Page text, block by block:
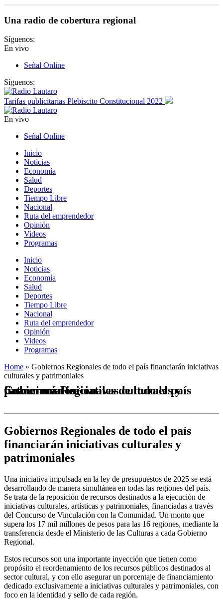
Una radio de cobertura regional
Síguenos:
En vivo
Señal Online
Síguenos:
Tarifas publicitarias Plebiscito Constitucional 2022
En vivo
Señal Online
Inicio
Noticias
Economía
Salud
Deportes
Tiempo Libre
Nacional
Ruta del emprendedor
Opinión
Videos
Programas
Inicio
Noticias
Economía
Salud
Deportes
Tiempo Libre
Nacional
Ruta del emprendedor
Opinión
Videos
Programas
Home » Gobiernos Regionales de todo el país financiarán iniciativas
culturales y patrimoniales
Gobiernos Regionales de todo el país financiarán iniciativas culturales y patrimoniales
Gobiernos Regionales de todo el país
financiarán iniciativas culturales y
patrimoniales
Una iniciativa impulsada en la ley de presupuestos de 2025 se está
desarrollando de manera simultánea en todas las regiones del país.
Se trata de la reposición de recursos destinados a la ejecución de
iniciativas culturales, artísticas y patrimoniales, financiadas a través
del Concurso de Vinculación con la Comunidad. Un monto que
supera los 17 mil millones de pesos para las 16 regiones, mediante la
transferencia desde el Ministerio de las Culturas a cada Gobierno
Regional.
Estos recursos son una importante inyección que tienen como
propósito el reordenamiento de los recursos públicos destinados al
sector cultural, y con ello asegurar un porcentaje de financiamiento
dedicado exclusivamente a iniciativas culturales y patrimoniales, con
foco en la identidad y sello de cada región.